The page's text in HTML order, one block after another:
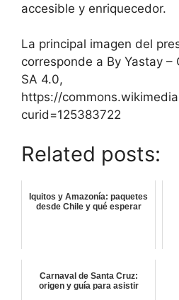
accesible y enriquecedor.
La principal imagen del
corresponde a By Yastay –
SA 4.0,
https://
curid=125383722
Related posts:
Iquitos y Amazonía: paquetes
desde Chile y qué esperar
Carnaval de Santa Cruz:
origen y guía para asistir